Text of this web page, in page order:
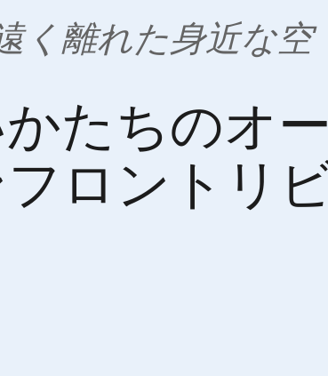
く離れた身近な空
たちのオー
ロントリビ